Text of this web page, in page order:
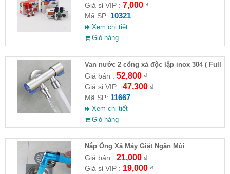
Giá sỉ VIP : 7,000₫
Mã SP: 10321
Xem chi tiết
Giỏ hàng
Van nước 2 cổng xả độc lập inox 304 ( Full
VAT )
Giá bán : 52,800₫
Giá sỉ VIP : 47,300₫
Mã SP: 11667
Xem chi tiết
Giỏ hàng
Nắp Ống Xả Máy Giặt Ngăn Mùi
Giá bán : 21,000₫
Giá sỉ VIP : 19,000₫